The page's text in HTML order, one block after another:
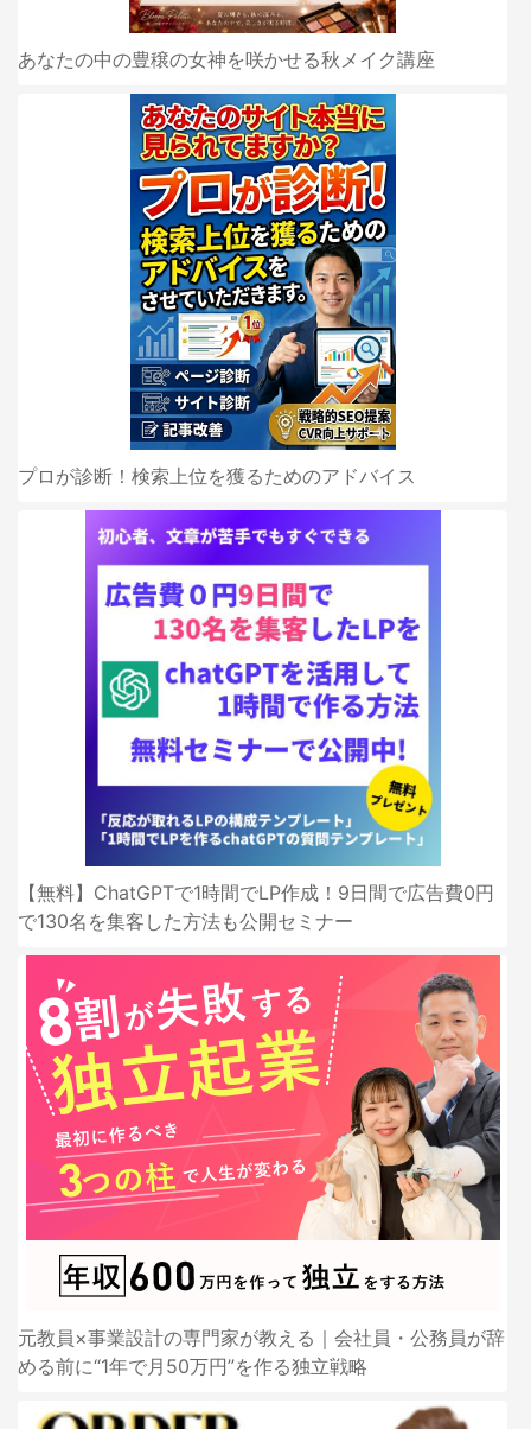
あなたの中の豊穣の女神を咲かせる秋メイク講座
プロが診断！検索上位を獲るためのアドバイス
【無料】ChatGPTで1時間でLP作成！9日間で広告費0円
で130名を集客した方法も公開セミナー
元教員×事業設計の専門家が教える｜会社員・公務員が辞
める前に“1年で月50万円”を作る独立戦略